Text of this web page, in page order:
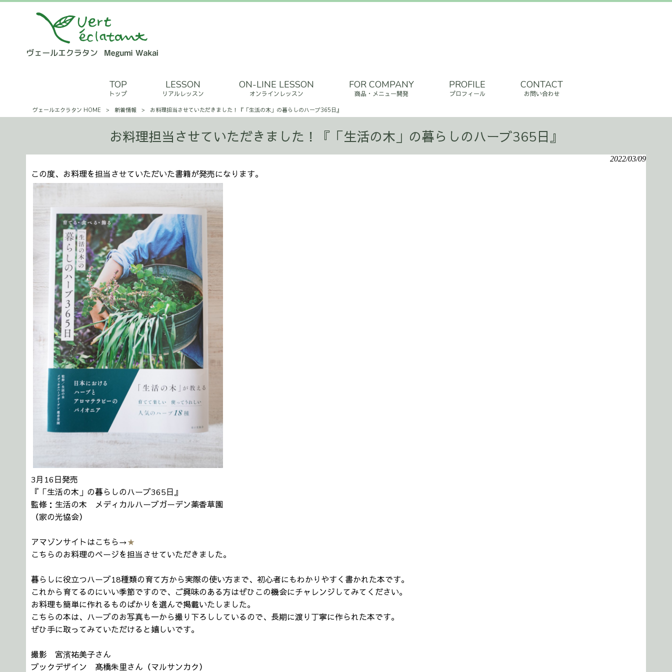
TOP
トップ
LESSON
リアルレッスン
ON-LINE LESSON
オンラインレッスン
FOR COMPANY
商品・メニュー開発
PROFILE
プロフィール
CONTACT
お問い合わせ
ヴェールエクラタン HOME > 新着情報 > お料理担当させていただきました！『「生活の木」の暮らしのハーブ365日』
お料理担当させていただきました！『「生活の木」の暮らしのハーブ365日』
2022/03/09
この度、お料理を担当させていただいた書籍が発売になります。
3月16日発売
『「生活の木」の暮らしのハーブ365日』
監修：生活の木 メディカルハーブガーデン薬香草園
（家の光協会）
アマゾンサイトはこちら→★
こちらのお料理のページを担当させていただきました。
暮らしに役立つハーブ18種類の育て方から実際の使い方まで、初心者にもわかりやすく書かれた本です。
これから育てるのにいい季節ですので、ご興味のある方はぜひこの機会にチャレンジしてみてください。
お料理も簡単に作れるものばかりを選んで掲載いたしました。
こちらの本は、ハーブのお写真も一から撮り下ろししているので、長期に渡り丁寧に作られた本です。
ぜひ手に取ってみていただけると嬉しいです。
撮影 宮濱祐美子さん
ブックデザイン 髙橋朱里さん（マルサンカク）